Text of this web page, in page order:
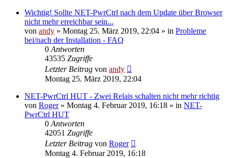
Wichtig! Sollte NET-PwrCtrl nach dem Update über Browser
nicht mehr erreichbar sein...
von andy » Montag 25. März 2019, 22:04 » in Probleme
bei/nach der Installation - FAQ
0 Antworten
43535 Zugriffe
Letzter Beitrag von andy
Montag 25. März 2019, 22:04
NET-PwrCtrl HUT - Zwei Relais schalten nicht mehr richtig
von Roger» Montag 4. Februar 2019, 16:18 » in NET-
PwrCtrl HUT
0 Antworten
42051 Zugriffe
Letzter Beitrag von Roger
Montag 4. Februar 2019, 16:18